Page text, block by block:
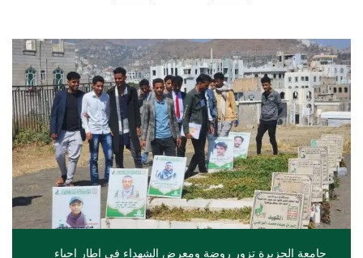
جامعة الجزيرة تزور روضة ومعرض الشهداء في إطار إحياء